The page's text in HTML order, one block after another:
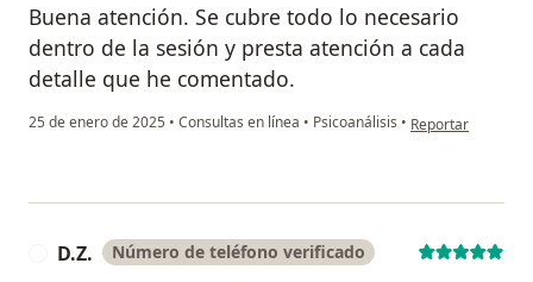
Buena atención. Se cubre todo lo necesario
dentro de la sesión y presta atención a cada
detalle que he comentado.
25 de enero de 2025 • Consultas en línea • Psicoanálisis • en opinión del
Reportar
D.Z. Número de teléfono verificado